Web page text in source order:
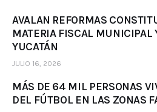
AVALAN REFORMAS
MATERIA FISCAL MUNICIPAL
YUCATÁN
JULIO 16, 2026
MÁS DE 64 MIL PERSONAS
DEL FÚTBOL EN LAS ZONAS